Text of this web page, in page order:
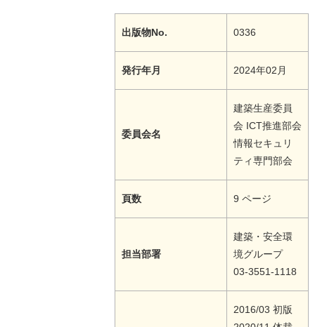
出版物No. 0336
発行年月 2024年02月
委員会名
建築生産委員
会 ICT推進部会
情報セキュリ
ティ専門部会
頁数 9 ページ
担当部署
建築・安全環
境グループ
03-3551-1118
2016/03 初版